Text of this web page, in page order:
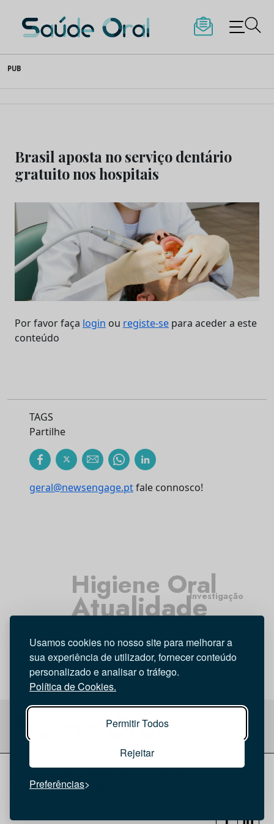
Usamos cookies no nosso site para melhorar a
sua experiência de utilizador, fornecer conteúdo
personalizado e analisar o tráfego.
Política de Cookies.
Permitir Todos
Rejeitar
Preferências
to
content
Saúde Oral
PUB
Brasil aposta no serviço dentário
gratuito nos hospitais
Por favor faça login ou registe-se para aceder a este
conteúdo
TAGS
Partilhe
geral@newsengage.ptfale connosco!
Atualidade
Higiene Oral
Entrevista Opinião
Investigação
Política de privacidade